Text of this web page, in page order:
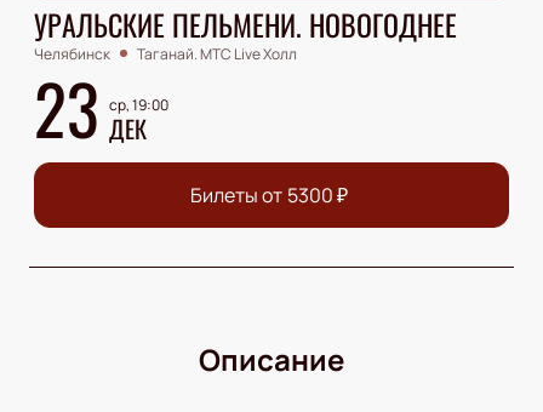
УРАЛЬСКИЕ ПЕЛЬМЕНИ. НОВОГОДНЕЕ
Челябинск Таганай. МТС Live Холл
23 ср, 19:00
ДЕК
Билеты от 5300₽
Описание